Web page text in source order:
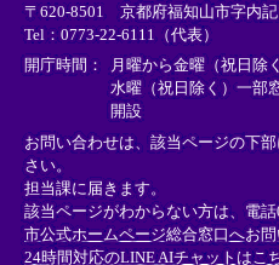
ン
ク
＞
ン
ク
＞
ン
ク
＞
〒620-8501 京都府福知山市字内
Tel：0773-22-6111（代表）
開庁時間：
月曜から金曜（祝日除
水曜（祝日除く）一部
開設
お問い合わせは、該当ページの下
さい。
担当課に届きます。
該当ページがわからない方は、電
市公式ホームページ総合窓口へお問
24時間対応のLINE AIチャットはこ